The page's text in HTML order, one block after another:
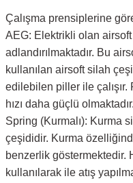
Çalışma prensiplerine
AEG: Elektrikli olan
adlandırılmaktadır. Bu
kullanılan airsoft silah
edilebilen piller ile
hızı daha güçlü olmaktadır.
Spring (Kurmalı): Kurma
çeşididir. Kurma
benzerlik göstermektedir.
kullanılarak ile atış